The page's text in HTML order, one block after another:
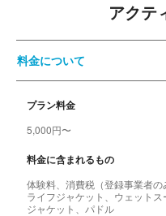
アクテ
料金について
プラン料金
5,000円〜
料金に含まれるもの
体験料、消費税（登録事業者の
ライフジャケット、ウェット
ジャケット、パドル